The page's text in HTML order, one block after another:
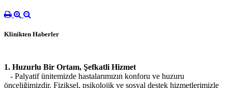
Klinikten Haberler
1. Huzurlu Bir Ortam, Şefkatli Hizmet
- Palyatif ünitemizde hastalarımızın konforu ve huzuru
önceliğimizdir. Fiziksel, psikolojik ve sosyal destek hizmetlerimizle